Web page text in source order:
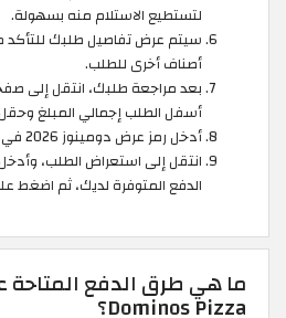
لتستطيع الاستلام منه بسهولة.
سيتم عرض تفاصيل طلبك للتأكد
أصناف أخرى للطلب.
بعد مراجعة طلبك، انتقل إلى
أسفل الطلب إجمالي المبلغ
أدخل رمز عرض دومينوز 2026 في الحقل المخصص له.
انتقل إلى استعراض الطلب، وأدخل
الدفع المتوفرة لديك، ثم
ما هي طرق الدفع
Dominos Pizza؟